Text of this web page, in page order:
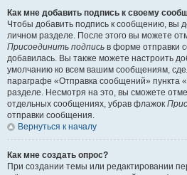
Как мне добавить подпись к своему
Чтобы добавить подпись к сообщению, вы
личном разделе. После этого вы можете
Присоединить подпись в форме отправки
добавилась. Вы также можете настроить
умолчанию ко всем вашим сообщениям,
параграфе «Отправка сообщений» пункта
разделе. Несмотря на это, вы сможете
отдельных сообщениях, убрав флажок
отправки сообщения.
Вернуться к началу
Как мне создать опрос?
При создании темы или редактировании